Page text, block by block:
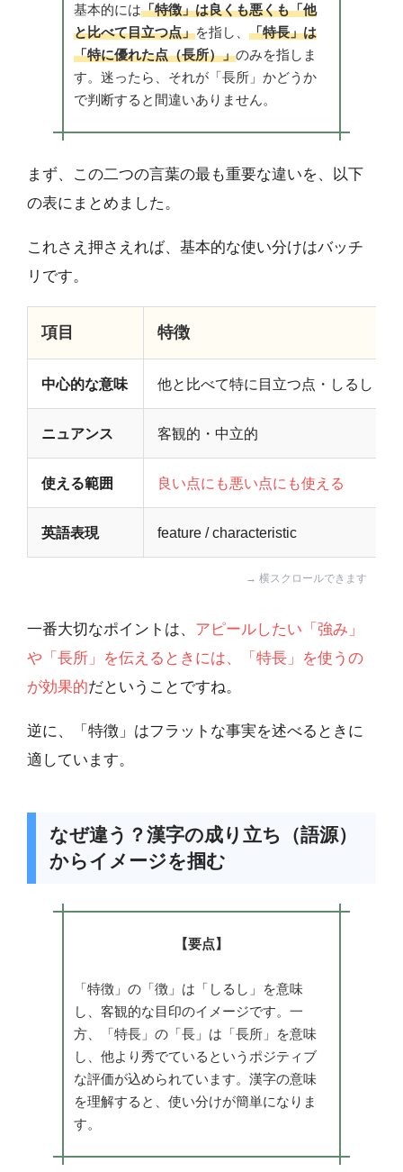
基本的には「特徴」は良くも悪くも「他
と比べて目立つ点」を指し、 「特長」は
「特に優れた点（長所）」のみを指しま
す。迷ったら、それが「長所」かどうか
で判断すると間違いありません。
まず、この二つの言葉の最も重要な違いを、以下
の表にまとめました。
これさえ押さえれば、基本的な使い分けはバッチ
リです。
項目 特徴
中心的な意味 他と比べて特に目立つ点・しるし
ニュアンス 客観的・中立的
使える範囲 良い点にも悪い点にも使える
英語表現 feature / characteristic
一番大切なポイントは、 アピールしたい「強み」
や「長所」を伝えるときには、「特長」を使うの
が効果的だということですね。
逆に、「特徴」はフラットな事実を述べるときに
適しています。
なぜ違う？漢字の成り立ち（語源）
からイメージを掴む
【要点】
「特徴」の「徴」は「しるし」を意味
し、客観的な目印のイメージです。一
方、「特長」の「長」は「長所」を意味
し、他より秀でているというポジティブ
な評価が込められています。漢字の意味
を理解すると、使い分けが簡単になりま
す。